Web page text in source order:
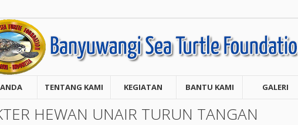
TENTANG KAMI KEGIATAN BANTU KAMI GALERI
HEWAN UNAIR TURUN TANGAN